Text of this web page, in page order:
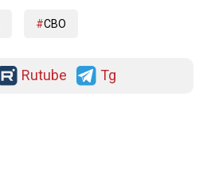
СВО
Rutube Tg